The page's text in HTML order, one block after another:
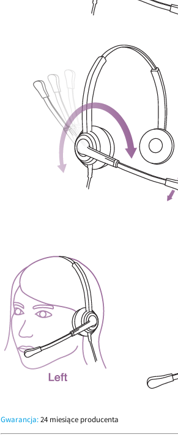
Gwarancja:24 miesiące producenta